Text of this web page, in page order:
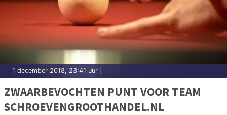
1 december 2018, 23:41 uur
ZWAARBEVOCHTEN PUNT VOOR TEAM
SCHROEVENGROOTHANDEL.NL